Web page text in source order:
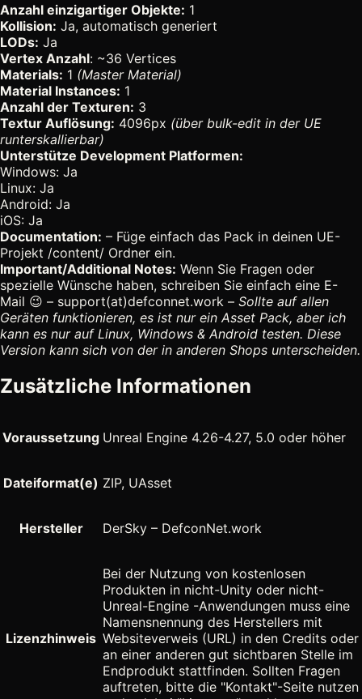
Anzahl einzigartiger Objekte: 1
Kollision: Ja, automatisch generiert
LODs: Ja
Vertex Anzahl: ~36 Vertices
Materials: 1 (Master Material)
Material Instances: 1
Anzahl der Texturen: 3
Textur Auflösung: 4096px (über bulk-edit in der UE
runterskallierbar)
Unterstütze Development Platformen:
Windows: Ja
Linux: Ja
Android: Ja
iOS: Ja
Documentation: – Füge einfach das Pack in deinen UE-
Projekt /content/ Ordner ein.
Important/Additional Notes: Wenn Sie Fragen oder
spezielle Wünsche haben, schreiben Sie einfach eine E-
Mail 😉 – support(at)defconnet.work – Sollte auf allen
Geräten funktionieren, es ist nur ein Asset Pack, aber ich
kann es nur auf Linux, Windows & Android testen. Diese
Version kann sich von der in anderen Shops unterscheiden.
Zusätzliche Informationen
Voraussetzung Unreal Engine 4.26-4.27, 5.0 oder höher
Dateiformat(e) ZIP, UAsset
Hersteller DerSky – DefconNet.work
Lizenzhinweis
Bei der Nutzung von kostenlosen
Produkten in nicht-Unity oder nicht-
Unreal-Engine -Anwendungen muss eine
Namensnennung des Herstellers mit
Websiteverweis (URL) in den Credits oder
an einer anderen gut sichtbaren Stelle im
Endprodukt stattfinden. Sollten Fragen
auftreten, bitte die "Kontakt"-Seite nutzen